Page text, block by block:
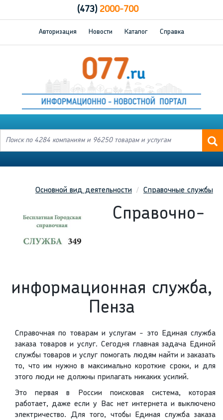
(473)2000-700
Авторизация Новости Каталог Справка
Основной вид деятельности Справочные службы
Справочно-
информационная служба,
Пенза
Справочная по товарам и услугам - это Единая служба
заказа товаров и услуг. Сегодня главная задача Единой
службы товаров и услуг помогать людям найти и заказать
то, что им нужно в максимально короткие сроки, и для
этого люди не должны прилагать никаких усилий.
Это первая в России поисковая система, которая
работает, даже если у Вас нет интернета и выключено
электричество. Для того, чтобы Единая служба заказа